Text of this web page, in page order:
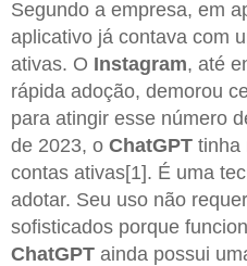
Segundo a empresa, em
aplicativo já contava com
ativas. O Instagram, até
rápida adoção, demorou
para atingir esse número
de 2023, o ChatGPT tinha
contas ativas[1]. É uma
adotar. Seu uso não
sofisticados porque
ChatGPT ainda possui